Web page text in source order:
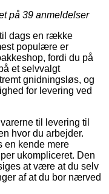
på 39 anmeldelser
dags en række
populære er
fordi du på
et selvvalgt
gnidningsløs, og
for levering ved
til levering til
hvor du arbejder.
en kende mere
ukompliceret. Den
at være at du selv
af at du bor nærved